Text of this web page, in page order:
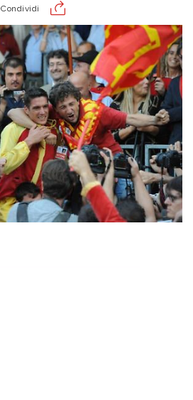
Condividi